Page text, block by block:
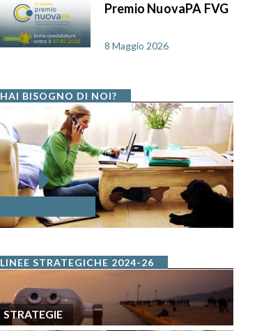
Premio NuovaPA FVG
8 Maggio 2026
HAI BISOGNO DI NOI?
LINEE STRATEGICHE 2024-26
STRATEGIE